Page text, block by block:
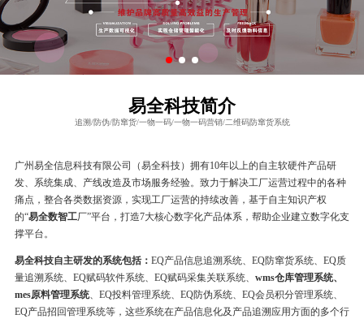
易全科技简介
追溯/防伪/防窜货/一物一码/一物一码营销/二维码防窜货系统
广州易全信息科技有限公司（易全科技）拥有10年以上的自主软硬件产品研
发、系统集成、产线改造及市场服务经验。致力于解决工厂运营过程中的各种
痛点，整合各类数据资源，实现工厂运营的持续改善，基于自主知识产权
的“易全数智工厂”平台，打造7大核心数字化产品体系，帮助企业建立数字化支
撑平台。
易全科技自主研发的系统包括： EQ产品信息追溯系统、EQ防窜货系统、EQ质
量追溯系统、EQ赋码软件系统、EQ赋码采集关联系统、 wms仓库管理系统、
mes原料管理系统、EQ投料管理系统、EQ防伪系统、EQ会员积分管理系统、
EQ产品招回管理系统等，这些系统在产品信息化及产品追溯应用方面的多个行